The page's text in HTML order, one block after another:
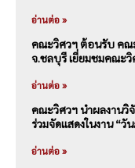
อ่านต่อ »
คณะวิศวฯ ต้อนรับ คณะ
จ.ชลบุรี เยี่ยมชมคณะวิ
อ่านต่อ »
คณะวิศวฯ นำผลงานวิ
ร่วมจัดแสดงในงาน “
อ่านต่อ »